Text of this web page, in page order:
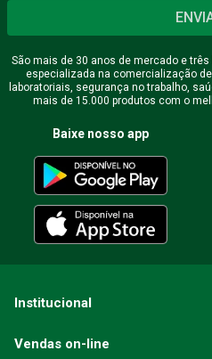
São mais de 30 anos de mercado e três
especializada na comercialização
laboratoriais, segurança no trabalho,
mais de 15.000 produtos com o
Baixe nosso app
Institucional
Vendas on-line